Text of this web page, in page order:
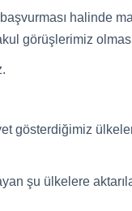
halinde
görüşlerimiz
gösterdiğimiz
şu ülkelere